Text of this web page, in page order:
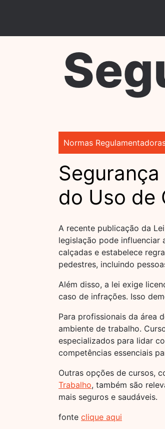
Normas
do Uso de
A recente publicação da
legislação pode influenciar
calçadas e estabelece
pedestres, incluindo
Além disso, a lei exige
caso de infrações. Isso
Para profissionais da área
ambiente de trabalho.
especializados para lidar
competências essenciais
Outras opções de cursos,
Trabalho, também são
mais seguros e saudáveis.
fonte clique aqui